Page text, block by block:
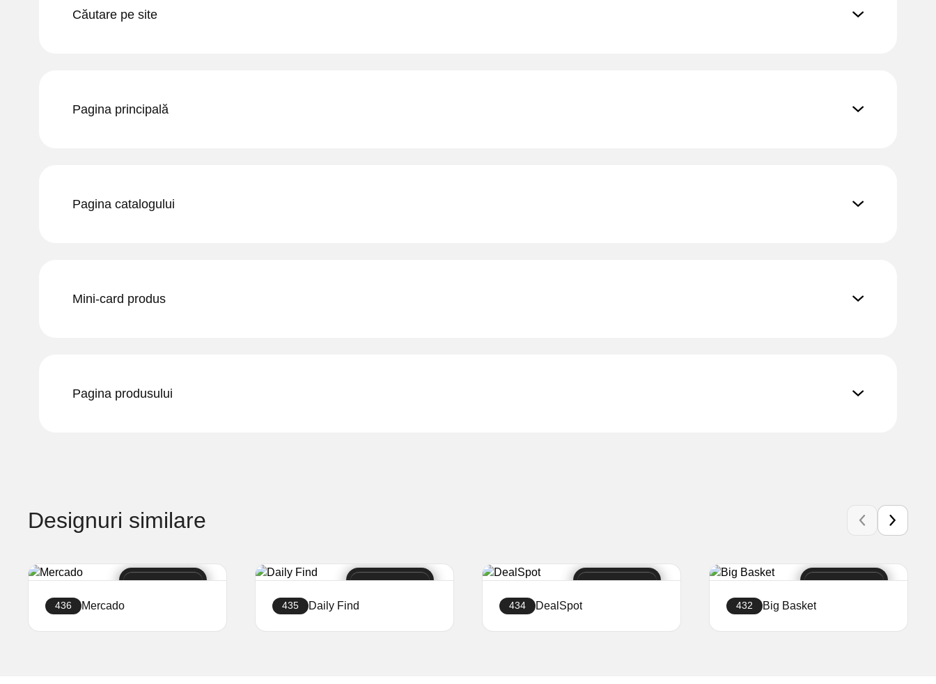
Căutare pe site
Pagina principală
Pagina catalogului
Mini-card produs
Pagina produsului
Designuri similare
436 Mercado 435 Daily Find 434 DealSpot 432 Big Basket